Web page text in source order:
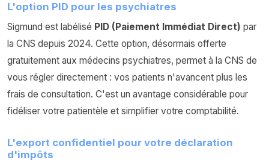
L'option PID pour les psychiatres
Sigmund est labélisé PID (Paiement Immédiat Direct) par
la CNS depuis 2024. Cette option, désormais offerte
gratuitement aux médecins psychiatres, permet à la CNS de
vous régler directement : vos patients n'avancent plus les
frais de consultation. C'est un avantage considérable pour
fidéliser votre patientèle et simplifier votre comptabilité.
L'export confidentiel pour votre déclaration
d'impôts